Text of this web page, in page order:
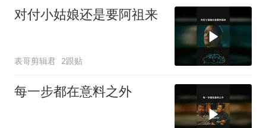
对付小姑娘还是要阿祖来
表哥剪辑君 2跟贴
每一步都在意料之外